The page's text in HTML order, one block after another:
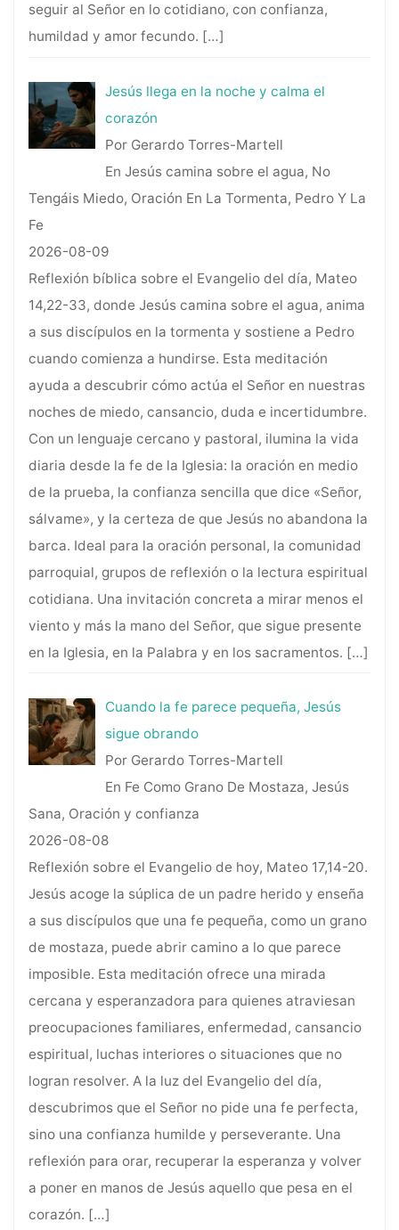
seguir al Señor en lo cotidiano, con confianza,
humildad y amor fecundo. […]
Jesús llega en la noche y calma el
corazón
Por Gerardo Torres-Martell
En Jesús camina sobre el agua, No
Tengáis Miedo, Oración En La Tormenta, Pedro Y La
Fe
2026-08-09
Reflexión bíblica sobre el Evangelio del día, Mateo
14,22-33, donde Jesús camina sobre el agua, anima
a sus discípulos en la tormenta y sostiene a Pedro
cuando comienza a hundirse. Esta meditación
ayuda a descubrir cómo actúa el Señor en nuestras
noches de miedo, cansancio, duda e incertidumbre.
Con un lenguaje cercano y pastoral, ilumina la vida
diaria desde la fe de la Iglesia: la oración en medio
de la prueba, la confianza sencilla que dice «Señor,
sálvame», y la certeza de que Jesús no abandona la
barca. Ideal para la oración personal, la comunidad
parroquial, grupos de reflexión o la lectura espiritual
cotidiana. Una invitación concreta a mirar menos el
viento y más la mano del Señor, que sigue presente
en la Iglesia, en la Palabra y en los sacramentos. […]
Cuando la fe parece pequeña, Jesús
sigue obrando
Por Gerardo Torres-Martell
En Fe Como Grano De Mostaza, Jesús
Sana, Oración y confianza
2026-08-08
Reflexión sobre el Evangelio de hoy, Mateo 17,14-20.
Jesús acoge la súplica de un padre herido y enseña
a sus discípulos que una fe pequeña, como un grano
de mostaza, puede abrir camino a lo que parece
imposible. Esta meditación ofrece una mirada
cercana y esperanzadora para quienes atraviesan
preocupaciones familiares, enfermedad, cansancio
espiritual, luchas interiores o situaciones que no
logran resolver. A la luz del Evangelio del día,
descubrimos que el Señor no pide una fe perfecta,
sino una confianza humilde y perseverante. Una
reflexión para orar, recuperar la esperanza y volver
a poner en manos de Jesús aquello que pesa en el
corazón. […]